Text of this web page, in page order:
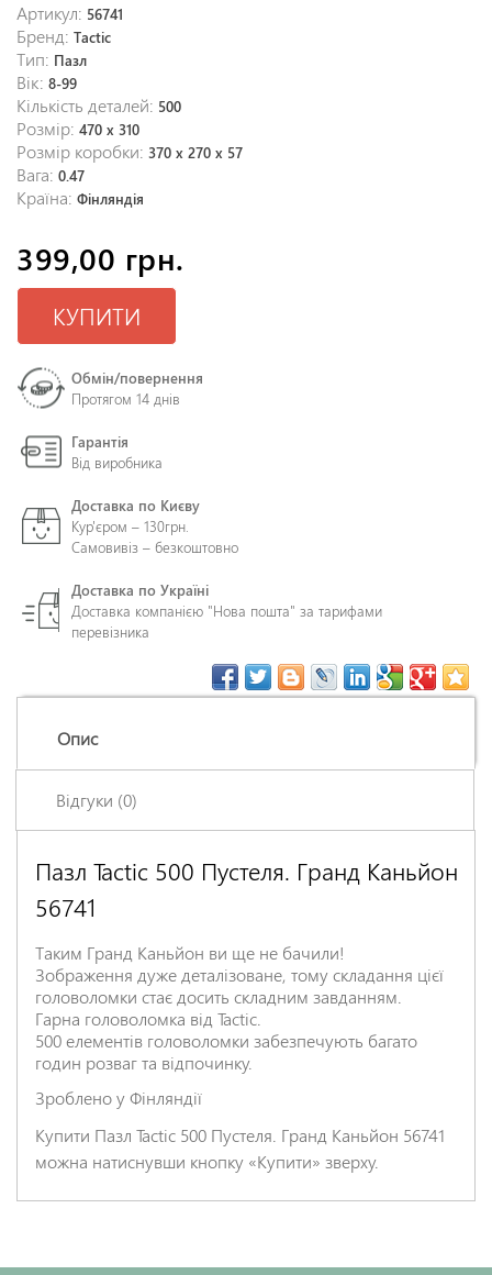
Артикул: 56741
Бренд: Tactic
Тип: Пазл
Вік: 8-99
Кількість деталей: 500
Розмір: 470 x 310
Розмір коробки: 370 x 270 x 57
Вага: 0.47
Країна: Фінляндія
399,00 грн.
КУПИТИ
Обмін/повернення
Протягом 14 днів
Гарантія
Від виробника
Доставка по Києву
Кур'єром – 130грн.
Самовивіз – безкоштовно
Доставка по Україні
Доставка компанією "Нова пошта" за тарифами
перевізника
Опис
Відгуки (0)
Пазл Tactic 500 Пустеля. Гранд Каньйон
56741
Таким Гранд Каньйон ви ще не бачили!
Зображення дуже деталізоване, тому складання цієї
головоломки стає досить складним завданням.
Гарна головоломка від Tactic.
500 елементів головоломки забезпечують багато
годин розваг та відпочинку.
Зроблено у Фінляндії
Купити Пазл Tactic 500 Пустеля. Гранд Каньйон 56741
можна натиснувши кнопку «Купити» зверху.
Залишіть відгук про цей товар першими
*
Ім'я
*
Заголовок відгуку
*
Відгук